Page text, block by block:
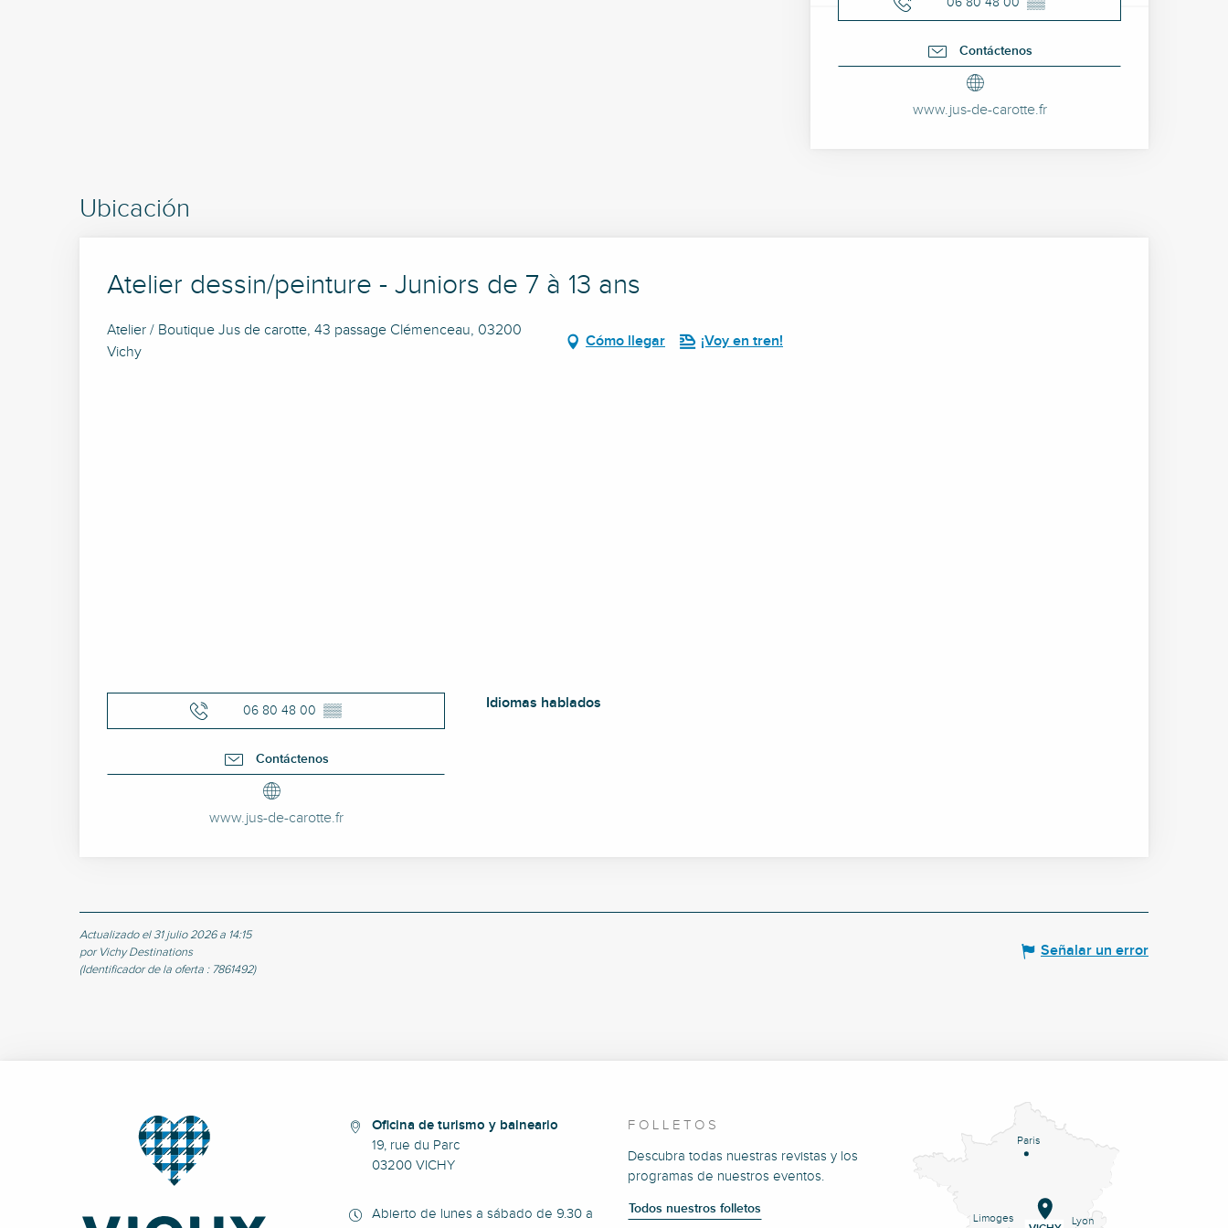
Contáctenos
www.jus-de-carotte.fr
Ubicación
Atelier dessin/peinture - Juniors de 7 à 13 ans
Atelier / Boutique Jus de carotte, 43 passage Clémenceau, 03200
Vichy
Cómo llegar ¡Voy en tren!
06 80 48 00 ▒▒
Contáctenos
www.jus-de-carotte.fr
Idiomas hablados
Idiomas hablados
Actualizado el 31 julio 2026 a 14:15
por Vichy Destinations
(Identificador de la oferta : 7861492)
Señalar un error
Oficina de turismo y balneario
19, rue du Parc
03200 VICHY
Abierto de lunes a sábado de 9.30 a
FOLLETOS
Descubra todas nuestras revistas y los
programas de nuestros eventos.
Todos nuestros folletos
Paris
Lyon
Limoges